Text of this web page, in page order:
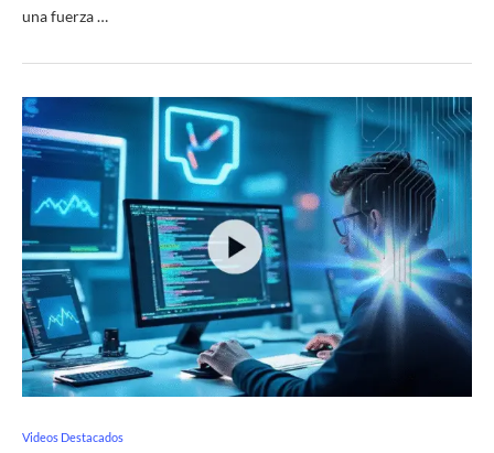
una fuerza …
Videos Destacados